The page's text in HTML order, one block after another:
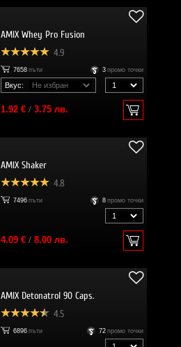
AMIX Whey Pro Fusion
4.9
7658 пъти 3 промо точки
Вкус:
1.92 €/ 3.75 лв.
AMIX Shaker
4.8
7496 пъти 8 промо точки
4.09 €/ 8.00 лв.
AMIX Detonatrol 90 Caps.
4.5
6896 пъти 72 промо точки